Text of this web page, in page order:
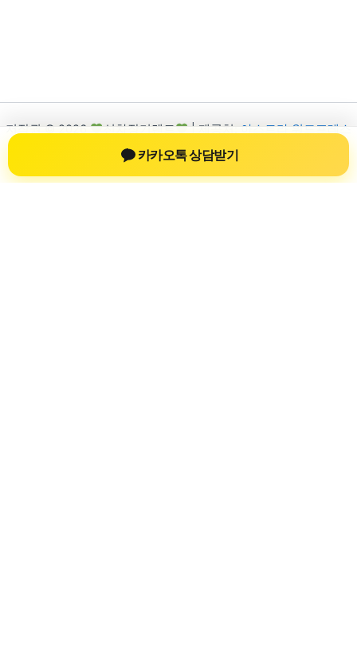
저작권 © 2026 신차장기렌트 | 제공처:
아스트라 워드프레스
테마
카카오톡 상담받기